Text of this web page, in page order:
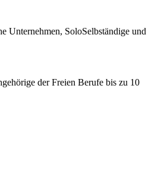
Unternehmen, SoloSelbständige und
der Freien Berufe bis zu 10